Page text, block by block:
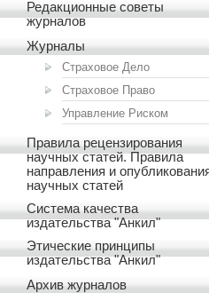
Редакционные советы
журналов
Журналы
Страховое Дело
Страховое Право
Управление Риском
Правила рецензирования
научных статей. Правила
направления и
научных статей
Система качества
издательства "Анкил"
Этические принципы
издательства "Анкил"
Архив журналов